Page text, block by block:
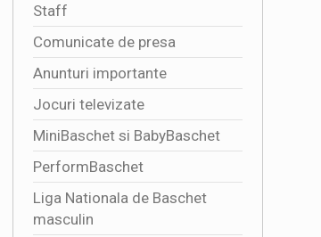
4341 DE SPECTATORI ALATURI DE
TRICOLORE
2026-08-01 16:50:01
Staff
Comunicate de presa
Anunturi importante
Jocuri televizate
MiniBaschet si BabyBaschet
PerformBaschet
Liga Nationala de Baschet
masculin